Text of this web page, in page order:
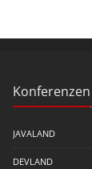
Konferenzen
JAVALAND
DEVLAND